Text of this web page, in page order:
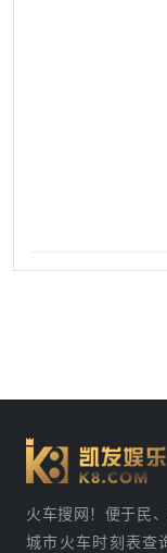
火车搜网！便于民
城市火车时刻表查